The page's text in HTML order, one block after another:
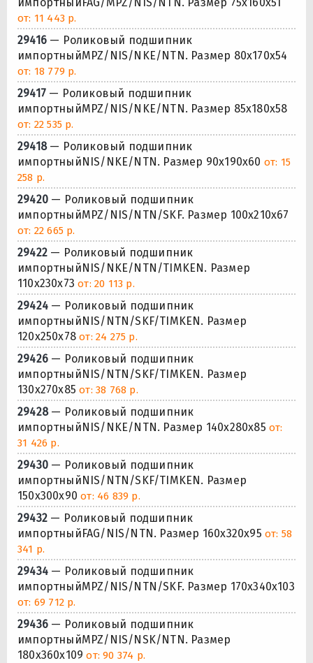
от: 11 443 р.
29416— Роликовый подшипник
импортныйMPZ/NIS/NKE/NTN. Размер 80x170x54
от: 18 779 р.
29417— Роликовый подшипник
импортныйMPZ/NIS/NKE/NTN. Размер 85x180x58
от: 22 535 р.
29418— Роликовый подшипник
импортныйNIS/NKE/NTN. Размер 90x190x60 от: 15
258 р.
29420— Роликовый подшипник
импортныйMPZ/NIS/NTN/SKF. Размер 100x210x67
от: 22 665 р.
29422— Роликовый подшипник
импортныйNIS/NKE/NTN/TIMKEN. Размер
110x230x73от: 20 113 р.
29424— Роликовый подшипник
импортныйNIS/NTN/SKF/TIMKEN. Размер
120x250x78от: 24 275 р.
29426— Роликовый подшипник
импортныйNIS/NTN/SKF/TIMKEN. Размер
130x270x85от: 38 768 р.
29428— Роликовый подшипник
импортныйNIS/NKE/NTN. Размер 140x280x85 от:
31 426 р.
29430— Роликовый подшипник
импортныйNIS/NTN/SKF/TIMKEN. Размер
150x300x90от: 46 839 р.
29432— Роликовый подшипник
импортныйFAG/NIS/NTN. Размер 160x320x95 от: 58
341 р.
29434— Роликовый подшипник
импортныйMPZ/NIS/NTN/SKF. Размер 170x340x103
от: 69 712 р.
29436— Роликовый подшипник
импортныйMPZ/NIS/NSK/NTN. Размер
180x360x109от: 90 374 р.